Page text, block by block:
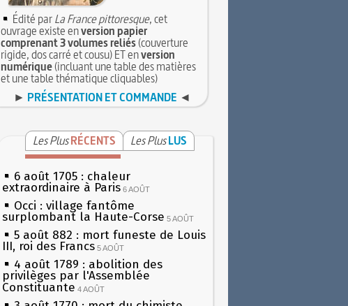
Édité parLa France pittoresque, cet
ouvrage existe enversion papier
comprenant 3 volumes reliés(couverture
rigide, dos carré et cousu) ET enversion
numérique(incluant une table des matières
et une table thématique cliquables)
► PRÉSENTATION ET COMMANDE ◄
Les Plus RÉCENTS Les Plus LUS
6 août 1705 : chaleur
extraordinaire à Paris 6 AOÛT
Occi : village fantôme
surplombant la Haute-Corse 5 AOÛT
5 août 882 : mort funeste de Louis
III, roi des Francs 5 AOÛT
4 août 1789 : abolition des
privilèges par l'Assemblée
Constituante 4 AOÛT